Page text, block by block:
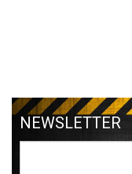
NEWSLETTER